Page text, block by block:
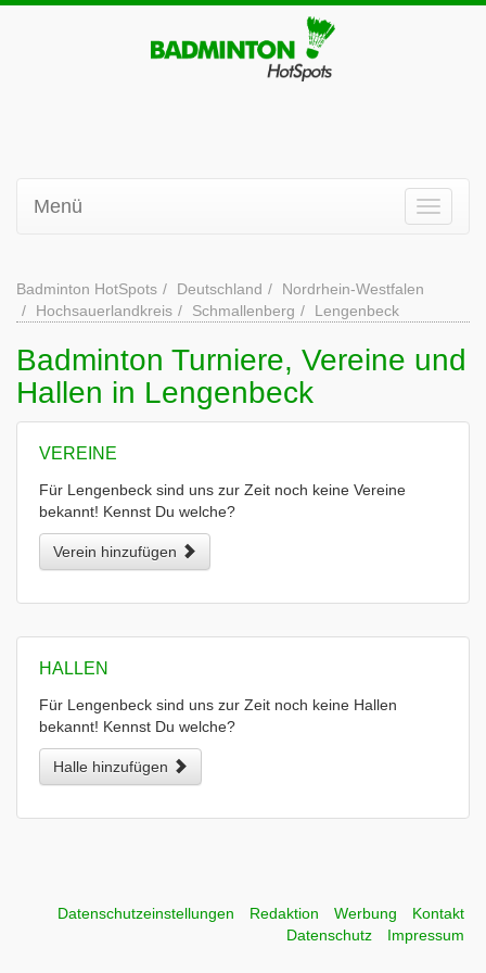
Menü
Badminton HotSpots Deutschland
Nordrhein-Westfalen
Hochsauerlandkreis
Schmallenberg Lengenbeck
Badminton Turniere, Vereine und
Hallen in Lengenbeck
VEREINE
Für Lengenbeck sind uns zur Zeit noch keine Vereine
bekannt! Kennst Du welche?
Verein hinzufügen
HALLEN
Für Lengenbeck sind uns zur Zeit noch keine Hallen
bekannt! Kennst Du welche?
Halle hinzufügen
Datenschutzeinstellungen Redaktion Werbung
Kontakt
Datenschutz
Impressum